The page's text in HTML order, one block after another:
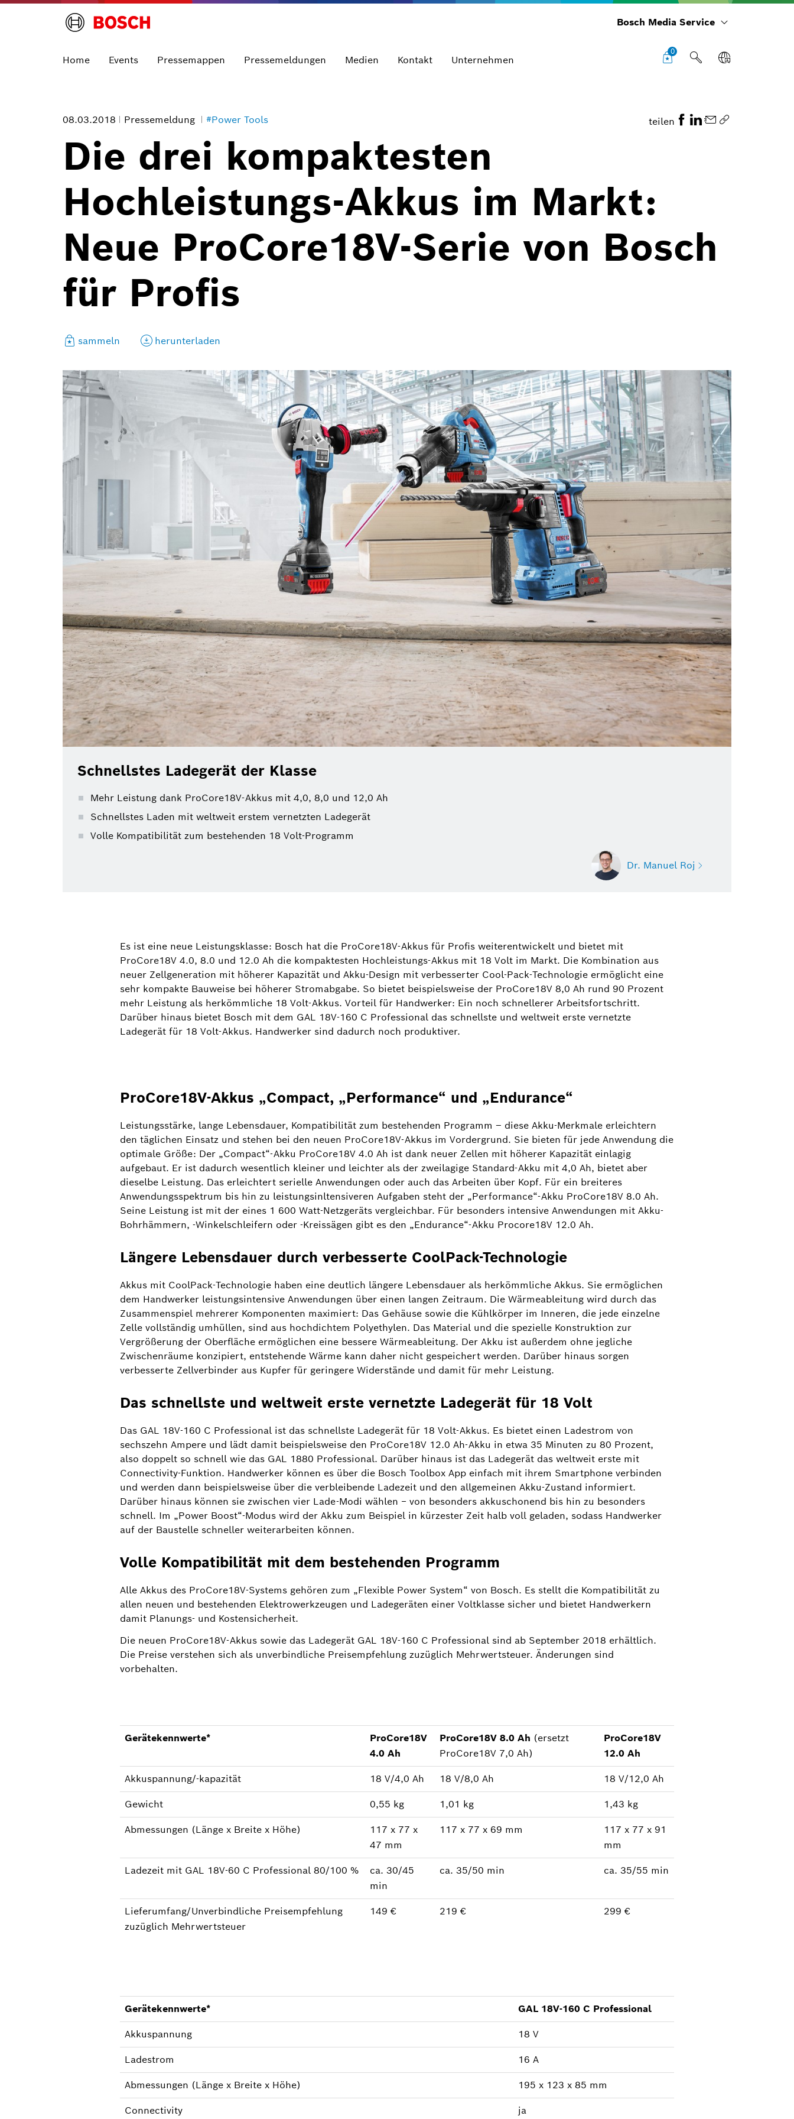
Bosch Media Service
Home Events Pressemappen Pressemeldungen Medien Kontakt Unternehmen
0
08.03.2018 Pressemeldung #Power Tools teilen
Die drei kompaktesten
Hochleistungs-Akkus im Markt:
Neue ProCore18V-Serie von Bosch
für Profis
sammeln herunterladen
Schnellstes Ladegerät der Klasse
Mehr Leistung dank ProCore18V-Akkus mit 4,0, 8,0 und 12,0 Ah
Schnellstes Laden mit weltweit erstem vernetzten Ladegerät
Volle Kompatibilität zum bestehenden 18 Volt-Programm
Dr. Manuel Roj
Elektrowerkzeug-Zubehör und Messtechnik
(Bosch Power Tools)
+49 711 758-3396
Manuel.Roj@de.bosch.com
Es ist eine neue Leistungsklasse: Bosch hat die ProCore18V-Akkus für Profis weiterentwickelt und bietet mit
ProCore18V 4.0, 8.0 und 12.0 Ah die kompaktesten Hochleistungs-Akkus mit 18 Volt im Markt. Die Kombination aus
neuer Zellgeneration mit höherer Kapazität und Akku-Design mit verbesserter Cool-Pack-Technologie ermöglicht eine
sehr kompakte Bauweise bei höherer Stromabgabe. So bietet beispielsweise der ProCore18V 8,0 Ah rund 90 Prozent
mehr Leistung als herkömmliche 18 Volt-Akkus. Vorteil für Handwerker: Ein noch schnellerer Arbeitsfortschritt.
Darüber hinaus bietet Bosch mit dem GAL 18V-160 C Professional das schnellste und weltweit erste vernetzte
Ladegerät für 18 Volt-Akkus. Handwerker sind dadurch noch produktiver.
ProCore18V-Akkus „Compact, „Performance“ und „Endurance“
Leistungsstärke, lange Lebensdauer, Kompatibilität zum bestehenden Programm – diese Akku-Merkmale erleichtern
den täglichen Einsatz und stehen bei den neuen ProCore18V-Akkus im Vordergrund. Sie bieten für jede Anwendung die
optimale Größe: Der „Compact“-Akku ProCore18V 4.0 Ah ist dank neuer Zellen mit höherer Kapazität einlagig
aufgebaut. Er ist dadurch wesentlich kleiner und leichter als der zweilagige Standard-Akku mit 4,0 Ah, bietet aber
dieselbe Leistung. Das erleichtert serielle Anwendungen oder auch das Arbeiten über Kopf. Für ein breiteres
Anwendungsspektrum bis hin zu leistungsinltensiveren Aufgaben steht der „Performance“-Akku ProCore18V 8.0 Ah.
Seine Leistung ist mit der eines 1 600 Watt-Netzgeräts vergleichbar. Für besonders intensive Anwendungen mit Akku-
Bohrhämmern, -Winkelschleifern oder -Kreissägen gibt es den „Endurance“-Akku Procore18V 12.0 Ah.
Längere Lebensdauer durch verbesserte CoolPack-Technologie
Akkus mit CoolPack-Technologie haben eine deutlich längere Lebensdauer als herkömmliche Akkus. Sie ermöglichen
dem Handwerker leistungsintensive Anwendungen über einen langen Zeitraum. Die Wärmeableitung wird durch das
Zusammenspiel mehrerer Komponenten maximiert: Das Gehäuse sowie die Kühlkörper im Inneren, die jede einzelne
Zelle vollständig umhüllen, sind aus hochdichtem Polyethylen. Das Material und die spezielle Konstruktion zur
Vergrößerung der Oberfläche ermöglichen eine bessere Wärmeableitung. Der Akku ist außerdem ohne jegliche
Zwischenräume konzipiert, entstehende Wärme kann daher nicht gespeichert werden. Darüber hinaus sorgen
verbesserte Zellverbinder aus Kupfer für geringere Widerstände und damit für mehr Leistung.
Das schnellste und weltweit erste vernetzte Ladegerät für 18 Volt
Das GAL 18V-160 C Professional ist das schnellste Ladegerät für 18 Volt-Akkus. Es bietet einen Ladestrom von
sechszehn Ampere und lädt damit beispielsweise den ProCore18V 12.0 Ah-Akku in etwa 35 Minuten zu 80 Prozent,
also doppelt so schnell wie das GAL 1880 Professional. Darüber hinaus ist das Ladegerät das weltweit erste mit
Connectivity-Funktion. Handwerker können es über die Bosch Toolbox App einfach mit ihrem Smartphone verbinden
und werden dann beispielsweise über die verbleibende Ladezeit und den allgemeinen Akku-Zustand informiert.
Darüber hinaus können sie zwischen vier Lade-Modi wählen − von besonders akkuschonend bis hin zu besonders
schnell. Im „Power Boost“-Modus wird der Akku zum Beispiel in kürzester Zeit halb voll geladen, sodass Handwerker
auf der Baustelle schneller weiterarbeiten können.
Volle Kompatibilität mit dem bestehenden Programm
Alle Akkus des ProCore18V-Systems gehören zum „Flexible Power System“ von Bosch. Es stellt die Kompatibilität zu
allen neuen und bestehenden Elektrowerkzeugen und Ladegeräten einer Voltklasse sicher und bietet Handwerkern
damit Planungs- und Kostensicherheit.
Die neuen ProCore18V-Akkus sowie das Ladegerät GAL 18V-160 C Professional sind ab September 2018 erhältlich.
Die Preise verstehen sich als unverbindliche Preisempfehlung zuzüglich Mehrwertsteuer. Änderungen sind
vorbehalten.
Gerätekennwerte*
ProCore18V
4.0 Ah
ProCore18V 8.0 Ah (ersetzt
ProCore18V 7,0 Ah)
ProCore18V
12.0 Ah
Akkuspannung/-kapazität 18 V/4,0 Ah 18 V/8,0 Ah 18 V/12,0 Ah
Gewicht 0,55 kg 1,01 kg 1,43 kg
Abmessungen (Länge x Breite x Höhe)
117 x 77 x
47 mm
117 x 77 x 69 mm
117 x 77 x 91
mm
Ladezeit mit GAL 18V-60 C Professional 80/100 %
ca. 30/45
min
ca. 35/50 min ca. 35/55 min
Lieferumfang/Unverbindliche Preisempfehlung
zuzüglich Mehrwertsteuer
149 € 219 € 299 €
Gerätekennwerte* GAL 18V-160 C Professional
Akkuspannung 18 V
Ladestrom 16 A
Abmessungen (Länge x Breite x Höhe) 195 x 123 x 85 mm
Connectivity ja